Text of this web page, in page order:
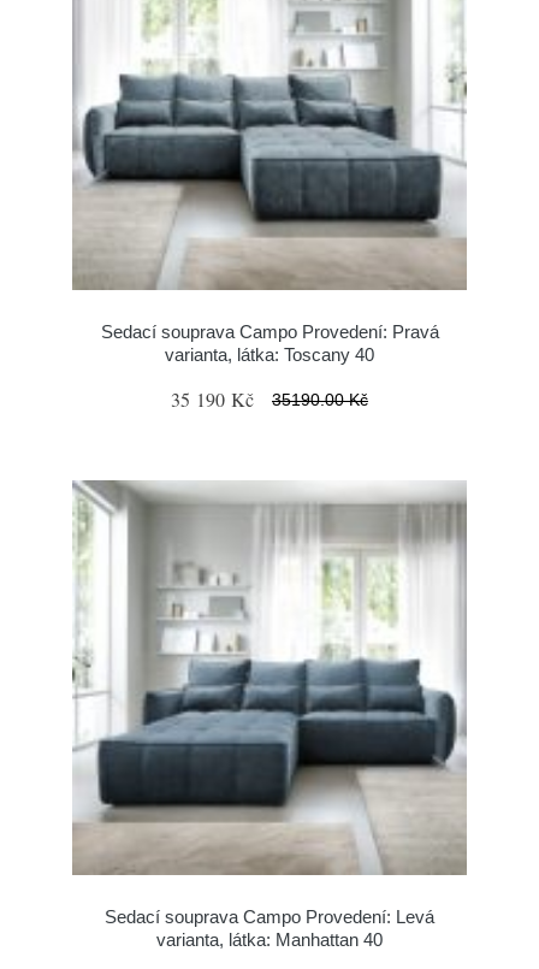
Sedací souprava Campo Provedení: Pravá
varianta, látka: Toscany 40
35 190 Kč 35190.00 Kč
Sedací souprava Campo Provedení: Levá
varianta, látka: Manhattan 40